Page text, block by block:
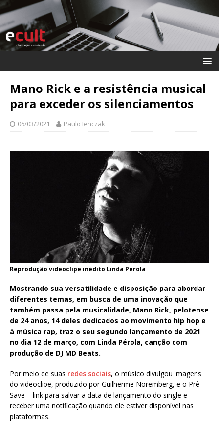
Mano Rick e a resistência musical
para exceder os silenciamentos
06/03/2021 Paulo Ienczak
Reprodução videoclipe inédito Linda Pérola
Mostrando sua versatilidade e disposição para abordar
diferentes temas, em busca de uma inovação que
também passa pela musicalidade, Mano Rick, pelotense
de 24 anos, 14 deles dedicados ao movimento hip hop e
à música rap, traz o seu segundo lançamento de 2021
no dia 12 de março, com Linda Pérola, canção com
produção de DJ MD Beats.
Por meio de suas redes sociais, o músico divulgou imagens
do videoclipe, produzido por Guilherme Noremberg, e o Pré-
Save – link para salvar a data de lançamento do single e
receber uma notificação quando ele estiver disponível nas
plataformas.